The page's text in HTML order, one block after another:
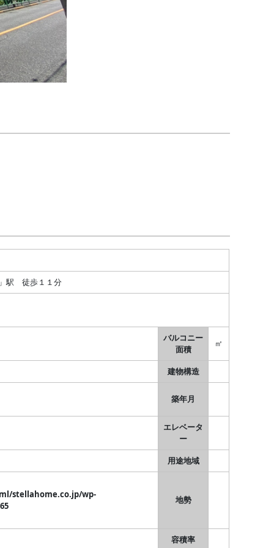
駅 徒歩１１分
バルコニー
面積
㎡
建物構造
築年月
エレベータ
ー
用途地域
stellahome.co.jp/wp-
地勢
容積率